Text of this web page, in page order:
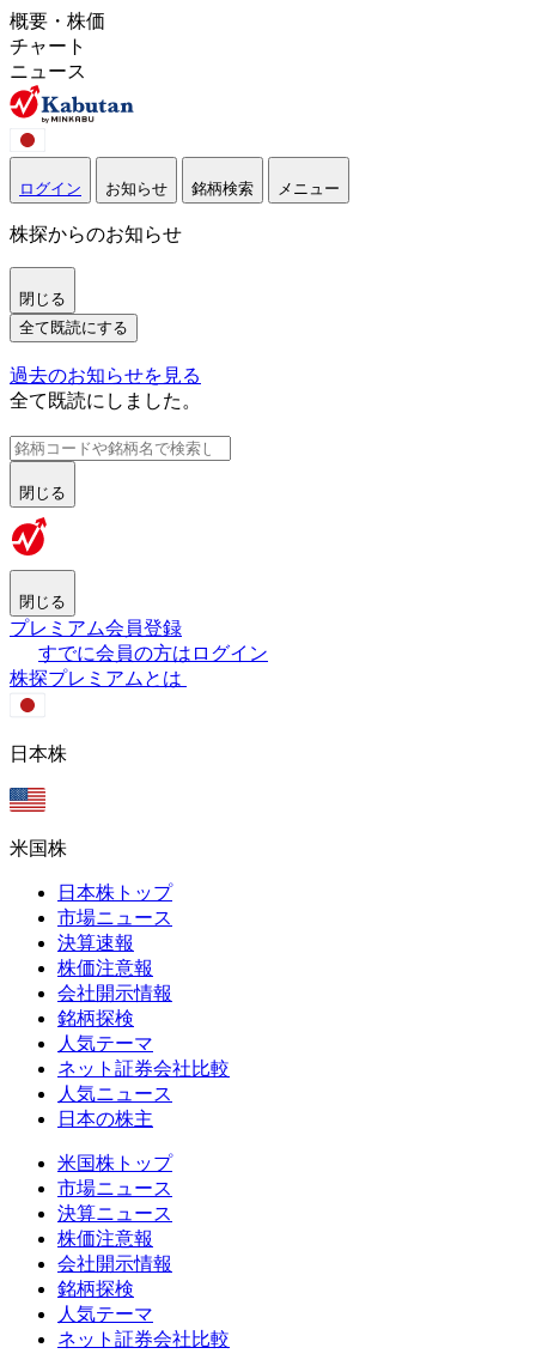
概要・株価
チャート
ニュース
ログイン お知らせ 銘柄検索 メニュー
株探からのお知らせ
閉じる
全て既読にする
過去のお知らせを見る
全て既読にしました。
閉じる
閉じる
プレミアム会員登録
すでに会員の方はログイン
株探プレミアムとは
日本株
米国株
日本株トップ
市場ニュース
決算速報
株価注意報
会社開示情報
銘柄探検
人気テーマ
ネット証券会社比較
人気ニュース
日本の株主
米国株トップ
市場ニュース
決算ニュース
株価注意報
会社開示情報
銘柄探検
人気テーマ
ネット証券会社比較